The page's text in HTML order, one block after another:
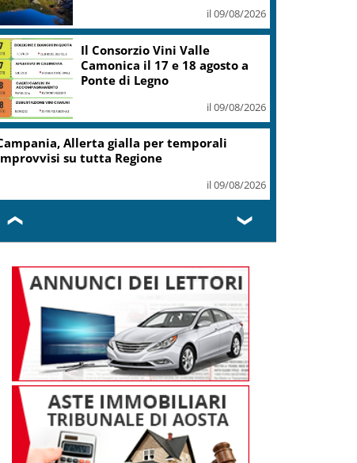
il 09/08/2026
In Canada oltre 20mila
evacuati per un maxi incendio
il 09/08/2026
Il Papa: la presenza di Dio
il 09/08/2026